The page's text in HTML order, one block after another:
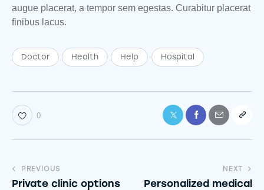
augue placerat, a tempor sem egestas. Curabitur placerat
finibus lacus.
Doctor Health Help Hospital
0
PREVIOUS
Private clinic options
NEXT
Personalized medical